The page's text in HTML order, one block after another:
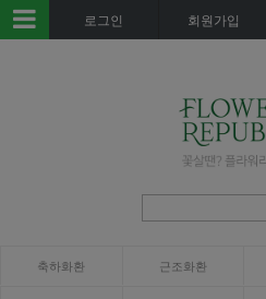
로그인 회원가입
축하화환 근조화환